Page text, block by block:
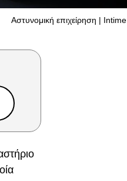
Αστυνομική επιχείρηση | Intime